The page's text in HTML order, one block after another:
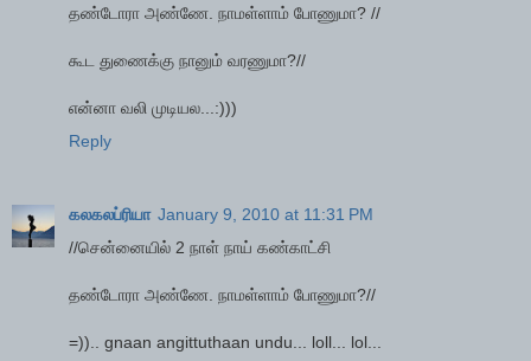
தண்டோரா அண்ணே. நாமள்ளாம் போணுமா? //
கூட துணைக்கு நானும் வரணுமா?//
என்னா வலி முடியல...:)))
Reply
கலகலப்ரியா January 9, 2010 at 11:31 PM
//சென்னையில் 2 நாள் நாய் கண்காட்சி
தண்டோரா அண்ணே. நாமள்ளாம் போணுமா?//
=)).. gnaan angittuthaan undu... loll... lol...